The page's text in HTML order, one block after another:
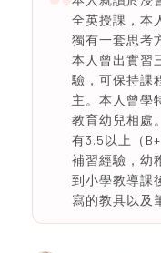
全英授課，本
獨有一套思考
本人曾出實習
驗，可保持課
主。本人曾學
教育幼兒相處
有3.5以上（
補習經驗，幼
到小學教導課
寫的教具以